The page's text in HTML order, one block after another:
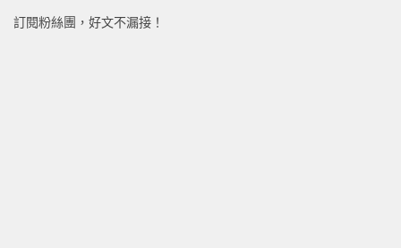
訂閱粉絲團，好文不漏接！